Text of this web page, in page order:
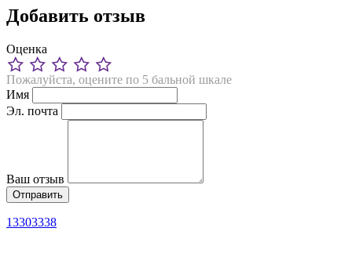
Добавить отзыв
Оценка
Пожалуйста, оцените по 5 бальной шкале
Имя
Эл. почта
Ваш отзыв
13303338